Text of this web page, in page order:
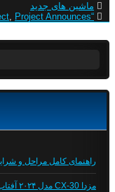
ماشین های جدید
“Speciale”
, Project Announces
راهنمای کامل مراحل و شرایط
مزدا CX-30 مدل ۲۰۲۴ آفتاب خودرو؛ بررسی و مشخصات فنی